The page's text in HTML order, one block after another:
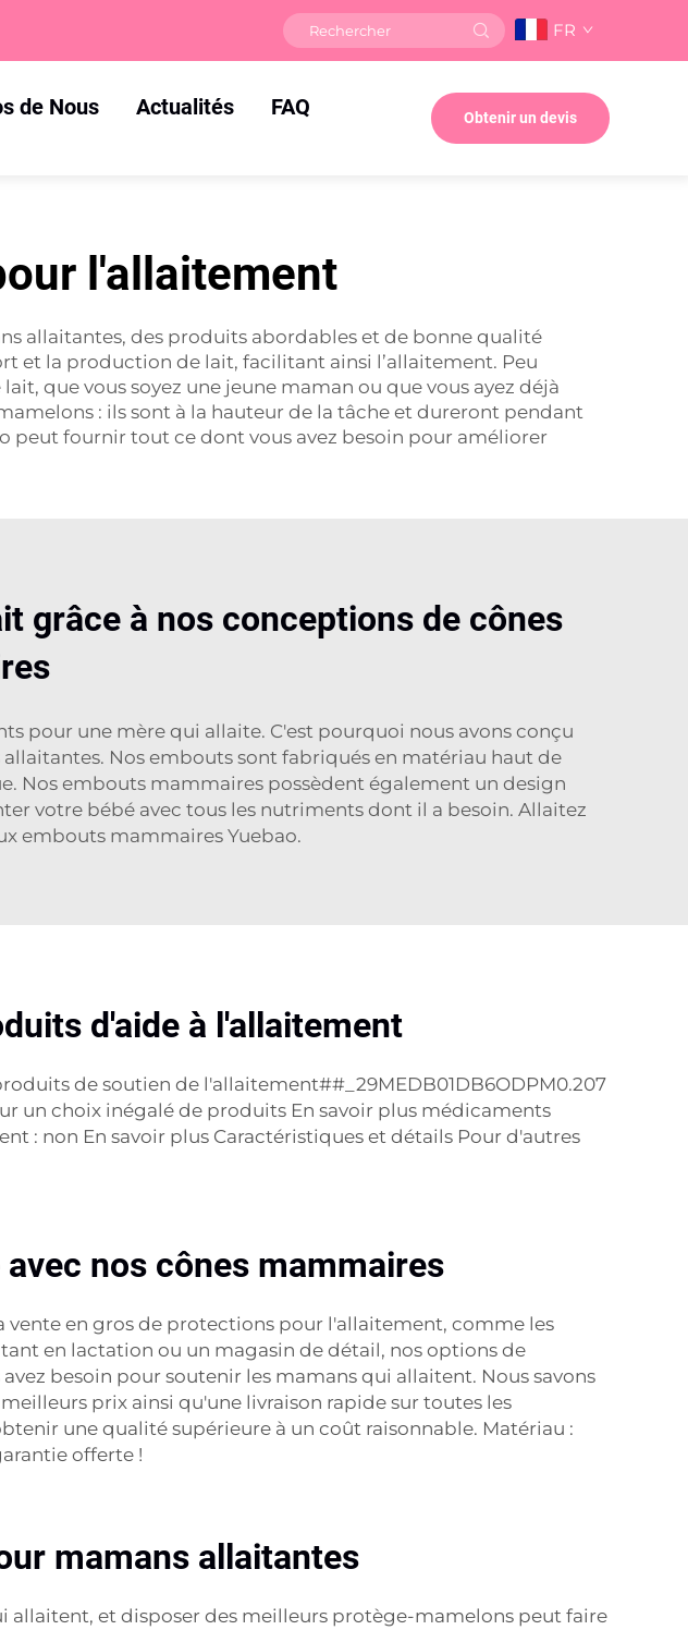
FR
de Nous Actualités
FAQ
Obtenir un devis
l'allaitement
allaitantes, des produits abordables et de bonne qualité
et la production de lait, facilitant ainsi l’allaitement. Peu
que vous soyez une jeune maman ou que vous ayez déjà
: ils sont à la hauteur de la tâche et dureront pendant
peut fournir tout ce dont vous avez besoin pour améliorer
grâce à nos conceptions de cônes
pour une mère qui allaite. C'est pourquoi nous avons conçu
Nos embouts sont fabriqués en matériau haut de
Nos embouts mammaires possèdent également un design
votre bébé avec tous les nutriments dont il a besoin. Allaitez
embouts mammaires Yuebao.
d'aide à l'allaitement
de soutien de l'allaitement##_29MEDB01DB6ODPM0.207
un choix inégalé de produits En savoir plus médicaments
: non En savoir plus Caractéristiques et détails Pour d'autres
nos cônes mammaires
en gros de protections pour l'allaitement, comme les
en lactation ou un magasin de détail, nos options de
besoin pour soutenir les mamans qui allaitent. Nous savons
prix ainsi qu'une livraison rapide sur toutes les
une qualité supérieure à un coût raisonnable. Matériau :
offerte !
mamans allaitantes
allaitent, et disposer des meilleurs protège-mamelons peut faire